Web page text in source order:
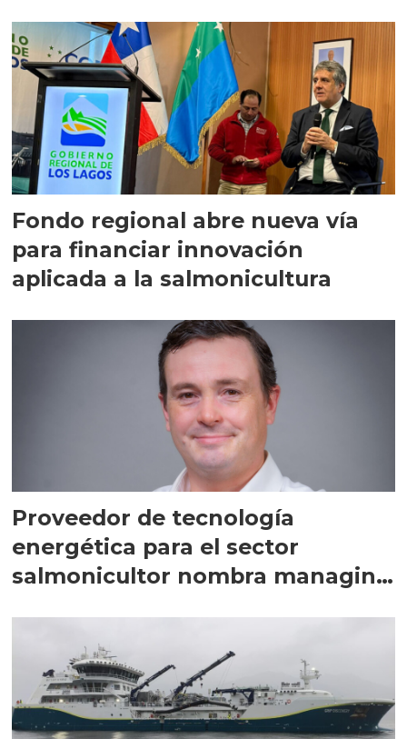
Fondo regional abre nueva vía
para financiar innovación
aplicada a la salmonicultura
Proveedor de tecnología
energética para el sector
salmonicultor nombra managing